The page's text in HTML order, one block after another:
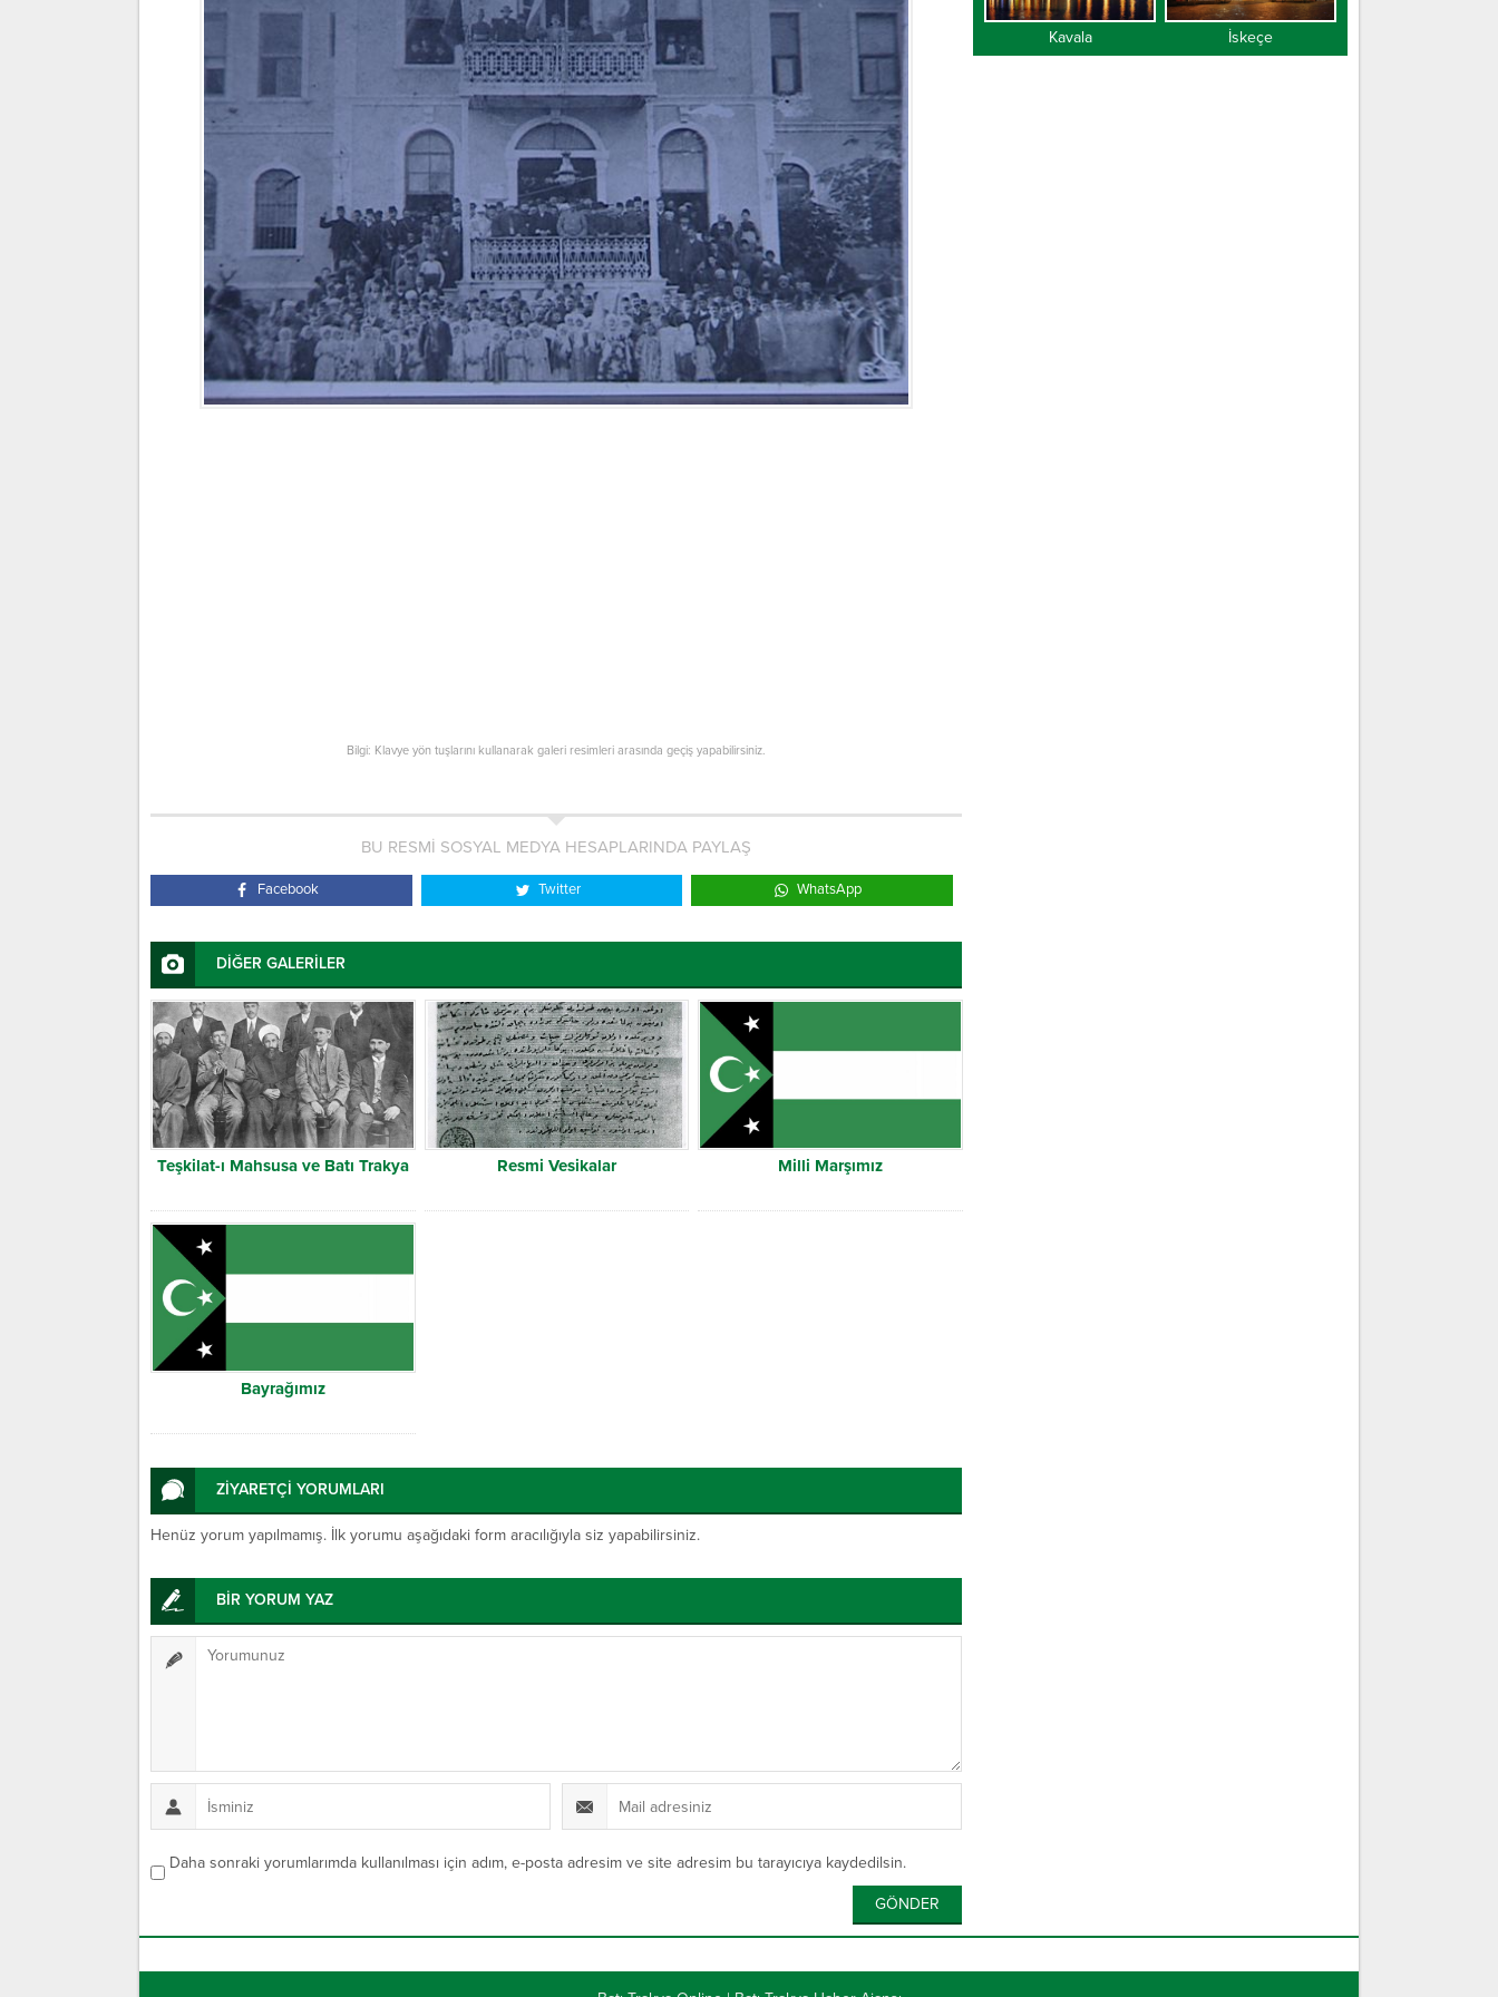
Bilgi: Klavye yön tuşlarını kullanarak galeri resimleri arasında geçiş yapabilirsiniz.
BU RESMİ SOSYAL MEDYA HESAPLARINDA PAYLAŞ
Facebook Twitter WhatsApp
DİĞER GALERİLER
Teşkilat-ı Mahsusa ve Batı Trakya Resmi Vesikalar Milli Marşımız
Bayrağımız
ZİYARETÇİ YORUMLARI
Henüz yorum yapılmamış. İlk yorumu aşağıdaki form aracılığıyla siz yapabilirsiniz.
BİR YORUM YAZ
Daha sonraki yorumlarımda kullanılması için adım, e-posta adresim ve site adresim bu tarayıcıya kaydedilsin.
Kavala İskeçe